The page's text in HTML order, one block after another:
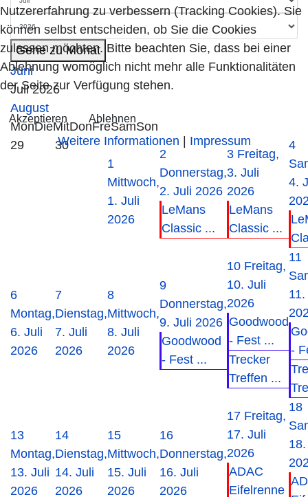
Gehe zu Monat
Juni
Juli 2026
August
MonDieMitDonFreSamSon
29
30
1
Mittwoch,
1. Juli
2026
2
Donnerstag,
2. Juli 2026
LeMans
Classic ...
3 Freitag,
3. Juli
2026
LeMans
Classic ...
4
4.
6
Montag,
6. Juli
2026
7
Dienstag,
7. Juli
2026
8
Mittwoch,
8. Juli
2026
9
Donnerstag,
9. Juli 2026
Goodwood
- Fest ...
10 Freitag,
10. Juli
2026
Goodwood
- Fest ...
Trecker
Treffen ...
11
-
13
Montag,
13. Juli
2026
14
Dienstag,
14. Juli
2026
15
Mittwoch,
15. Juli
2026
16
Donnerstag,
16. Juli
2026
17 Freitag,
17. Juli
2026
ADAC
Eifelrenne
18
Nutzererfahrung zu verbessern (Tracking Cookies). Sie
können selbst entscheiden, ob Sie die Cookies
zulassen möchten. Bitte beachten Sie, dass bei einer
Ablehnung womöglich nicht mehr alle Funktionalitäten
der Seite zur Verfügung stehen.
Akzeptieren Ablehnen
Weitere Informationen Impressum